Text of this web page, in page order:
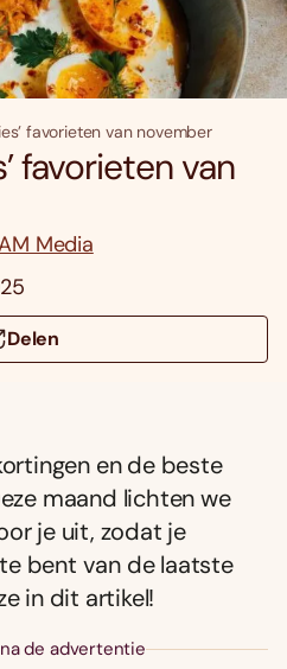
favorieten van november
favorieten van
Media
Delen
en de beste
maand lichten we
je uit, zodat je
bent van de laatste
in dit artikel!
de advertentie